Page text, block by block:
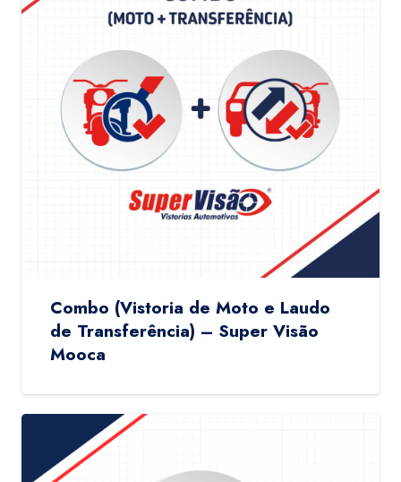
Combo (Vistoria de Moto e Laudo
de Transferência) – Super Visão
Mooca